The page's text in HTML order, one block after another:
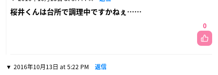
桜井くんは台所で調理中ですかねぇ……
0
2016年10月13日 at 5:22 PM 返信